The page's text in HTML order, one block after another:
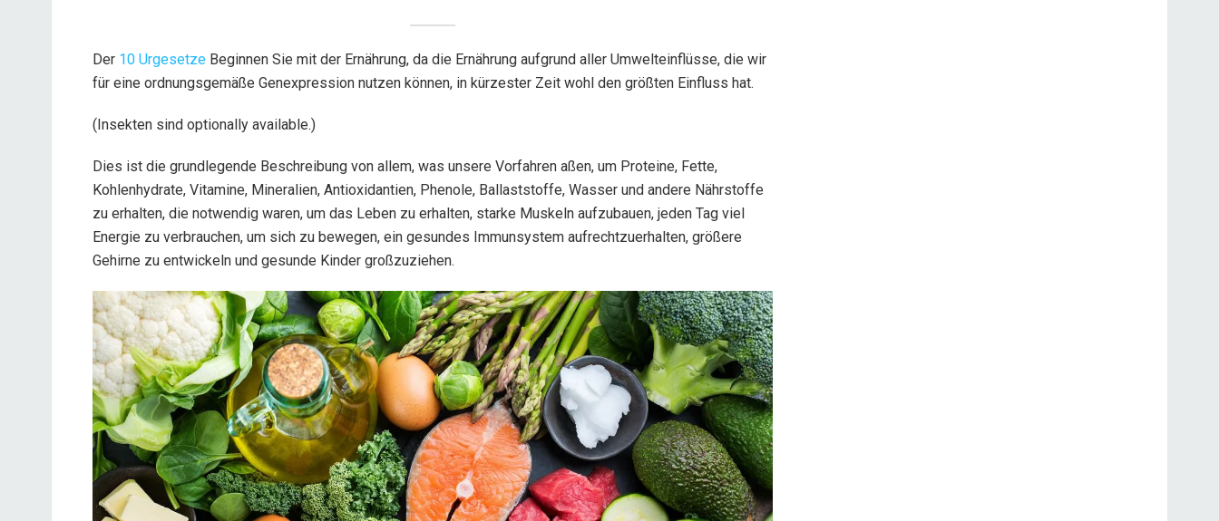
Der 10 Urgesetze Beginnen Sie mit der Ernährung, da die Ernährung aufgrund aller Umwelteinflüsse, die wir
für eine ordnungsgemäße Genexpression nutzen können, in kürzester Zeit wohl den größten Einfluss hat.
(Insekten sind optionally available.)
Dies ist die grundlegende Beschreibung von allem, was unsere Vorfahren aßen, um Proteine, Fette,
Kohlenhydrate, Vitamine, Mineralien, Antioxidantien, Phenole, Ballaststoffe, Wasser und andere Nährstoffe
zu erhalten, die notwendig waren, um das Leben zu erhalten, starke Muskeln aufzubauen, jeden Tag viel
Energie zu verbrauchen, um sich zu bewegen, ein gesundes Immunsystem aufrechtzuerhalten, größere
Gehirne zu entwickeln und gesunde Kinder großzuziehen.